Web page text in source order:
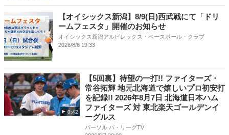
【オイシックス新潟】8/9(日)西武戦にて「ドリ
ームフェスタ」開催のお知らせ
オイシックス新潟アルビレックス・ベースボール・クラブ
2026/8/6 19:33
0:42
【5回裏】待望の一打!! ファイターズ・
常谷拓輝 地元北海道で嬉しいプロ初安打
を記録!! 2026年8月7日 北海道日本ハム
ファイターズ 対 東北楽天ゴールデンイ
ーグルス
パーソル パ・リーグTV